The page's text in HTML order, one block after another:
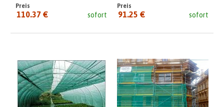
sofort
Preis
seit:
110.37 € sofort
Preis
seit:
91.25 €